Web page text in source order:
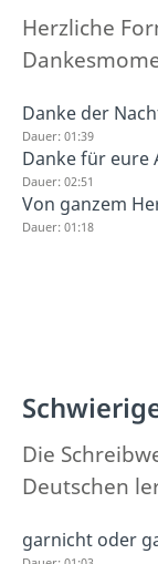
Herzliche
Danke der
Dauer: 01:39
Danke für eure
Dauer: 02:51
Von ganzem
Dauer: 01:18
Die
Deutschen
garnicht oder